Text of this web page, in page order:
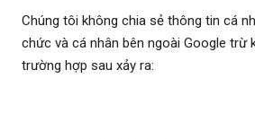
Chúng tôi không chia sẻ thông tin cá
chức và cá nhân bên ngoài Google trừ
trường hợp sau xảy ra: